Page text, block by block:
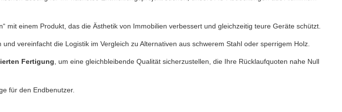
mit einem Produkt, das die Ästhetik von Immobilien verbessert und gleichzeitig teure Geräte schützt.
vereinfacht die Logistik im Vergleich zu Alternativen aus schwerem Stahl oder sperrigem Holz.
Fertigung , um eine gleichbleibende Qualität sicherzustellen, die Ihre Rücklaufquoten nahe Null
für den Endbenutzer.